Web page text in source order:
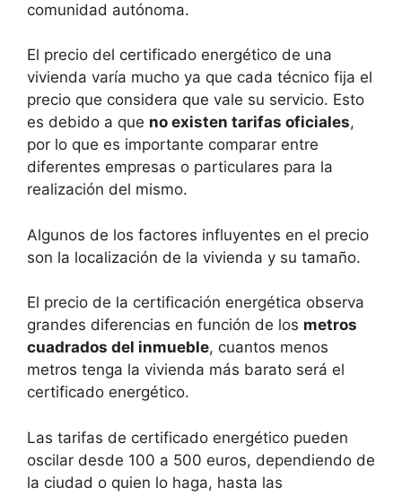
comunidad autónoma.
El precio del certificado energético de una
vivienda varía mucho ya que cada técnico fija el
precio que considera que vale su servicio. Esto
es debido a que no existen tarifas oficiales,
por lo que es importante comparar entre
diferentes empresas o particulares para la
realización del mismo.
Algunos de los factores influyentes en el precio
son la localización de la vivienda y su tamaño.
El precio de la certificación energética observa
grandes diferencias en función de los metros
cuadrados del inmueble, cuantos menos
metros tenga la vivienda más barato será el
certificado energético.
Las tarifas de certificado energético pueden
oscilar desde 100 a 500 euros, dependiendo de
la ciudad o quien lo haga, hasta las